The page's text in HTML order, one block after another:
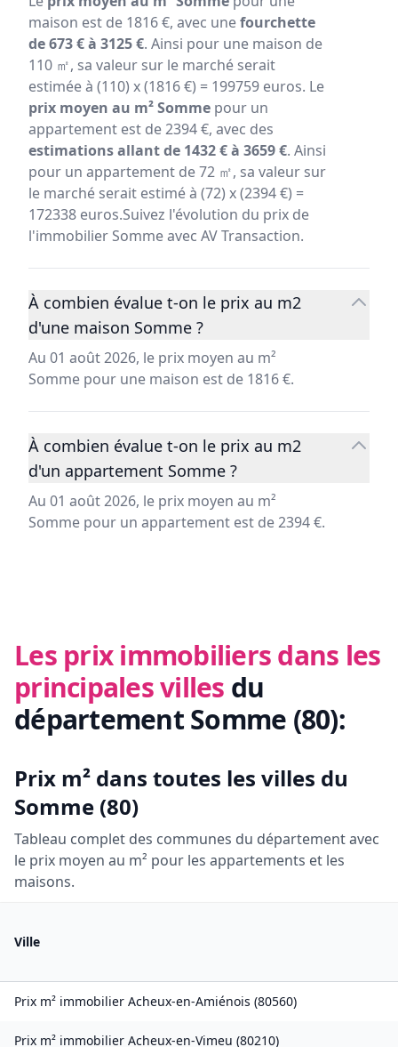
maison est de 1816 €, avec unefourchette
de 673 € à 3125 €. Ainsi pour une maison de
110 ㎡, sa valeur sur le marché serait
estimée à (110) x (1816 €) = 199759 euros. Le
prix moyen au m² Somme pour un
appartement est de 2394 €, avec des
estimations allant de 1432 € à 3659 €. Ainsi
pour un appartement de 72 ㎡, sa valeur sur
le marché serait estimé à (72) x (2394 €) =
172338 euros.Suivez l'évolution du prix de
l'immobilier Somme avec AV Transaction.
À combien évalue t-on le prix au m2
d'une maison Somme ?
Au 01 août 2026, le prix moyen au m²
Somme pour une maison est de 1816 €.
À combien évalue t-on le prix au m2
d'un appartement Somme ?
Au 01 août 2026, le prix moyen au m²
Somme pour un appartement est de 2394 €.
Les prix immobiliers dans les
principales villes du
départementSomme (80):
Prix m² dans toutes les villes du
Somme (80)
Tableau complet des communes du département avec
le prix moyen au m² pour les appartements et les
maisons.
Ville
Prix m² immobilier Acheux-en-Amiénois (80560)
Prix m² immobilier Acheux-en-Vimeu (80210)